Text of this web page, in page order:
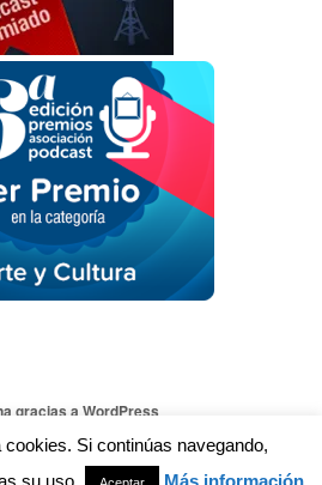
gracias a WordPress
Si continúas navegando,
su uso
Más información